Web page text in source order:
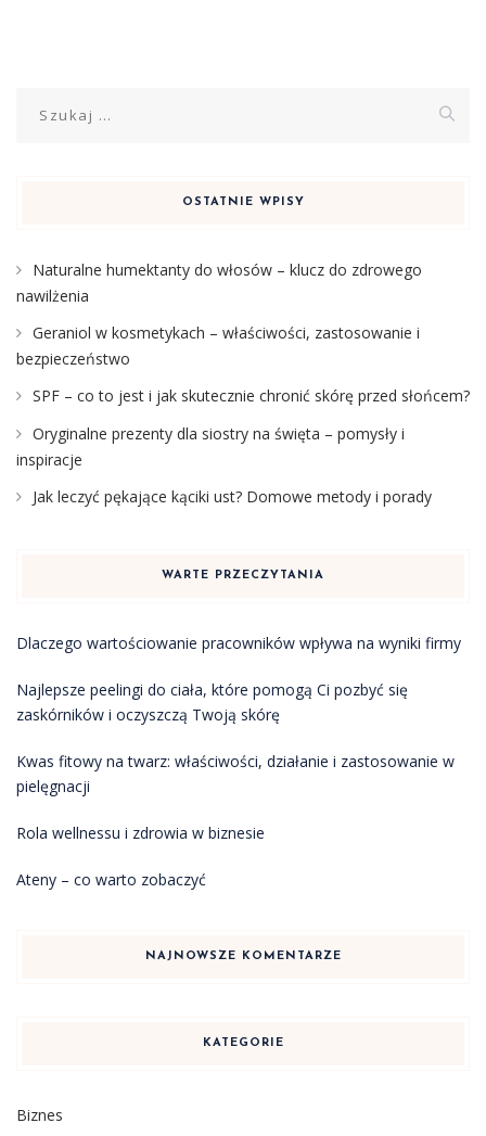
OSTATNIE WPISY
Naturalne humektanty do włosów – klucz do zdrowego
nawilżenia
Geraniol w kosmetykach – właściwości, zastosowanie i
bezpieczeństwo
SPF – co to jest i jak skutecznie chronić skórę przed słońcem?
Oryginalne prezenty dla siostry na święta – pomysły i
inspiracje
Jak leczyć pękające kąciki ust? Domowe metody i porady
WARTE PRZECZYTANIA
Dlaczego wartościowanie pracowników wpływa na wyniki firmy
Najlepsze peelingi do ciała, które pomogą Ci pozbyć się
zaskórników i oczyszczą Twoją skórę
Kwas fitowy na twarz: właściwości, działanie i zastosowanie w
pielęgnacji
Rola wellnessu i zdrowia w biznesie
Ateny – co warto zobaczyć
NAJNOWSZE KOMENTARZE
KATEGORIE
Biznes